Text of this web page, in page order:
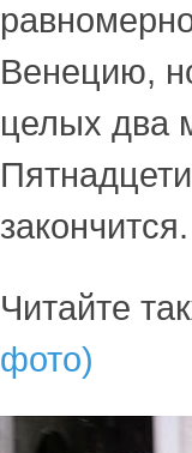
Венецию,
целых два
Читайте
фото)